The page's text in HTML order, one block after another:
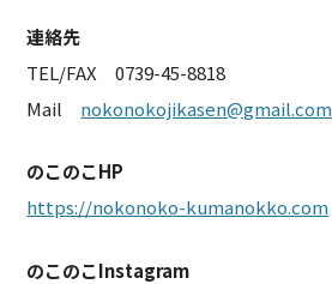
連絡先
TEL/FAX 0739-45-8818
Mail nokonokojikasen@gmail.com
のこのこHP
https://nokonoko-kumanokko.com
のこのこInstagram